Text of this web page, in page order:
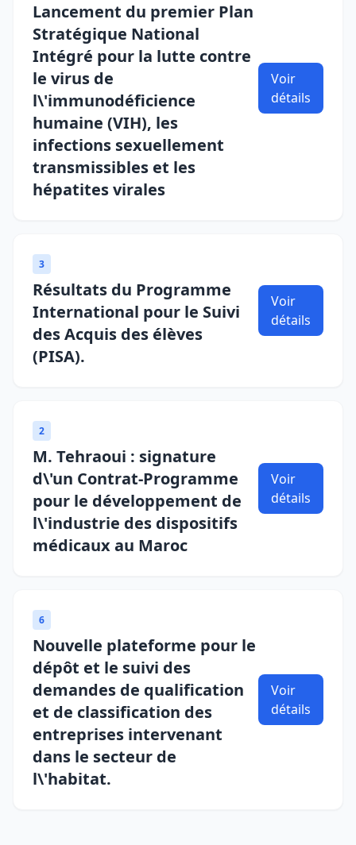
Lancement du premier Plan
Stratégique National
Intégré pour la lutte contre
le virus de
l\'immunodéficience
humaine (VIH), les
infections sexuellement
transmissibles et les
hépatites virales
Voir
détails
3
Résultats du Programme
International pour le Suivi
des Acquis des élèves
(PISA).
Voir
détails
2
M. Tehraoui : signature
d\'un Contrat-Programme
pour le développement de
l\'industrie des dispositifs
médicaux au Maroc
Voir
détails
6
Nouvelle plateforme pour le
dépôt et le suivi des
demandes de qualification
et de classification des
entreprises intervenant
dans le secteur de
l\'habitat.
Voir
détails